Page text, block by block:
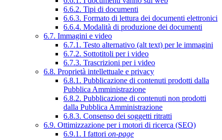
6.6.2. Tipi di documenti
6.6.3. Formato di lettura dei documenti elettronici
6.6.4. Modalità di produzione dei documenti
6.7. Immagini e video
6.7.1. Testo alternativo (alt text) per le immagini
6.7.2. Sottotitoli per i video
6.7.3. Trascrizioni per i video
6.8. Proprietà intellettuale e privacy
6.8.1. Pubblicazione di contenuti prodotti dalla
Pubblica Amministrazione
6.8.2. Pubblicazione di contenuti non prodotti
dalla Pubblica Amministrazione
6.8.3. Consenso dei soggetti ritratti
6.9. Ottimizzazione per i motori di ricerca (SEO)
6.9.1. I fattori on-page